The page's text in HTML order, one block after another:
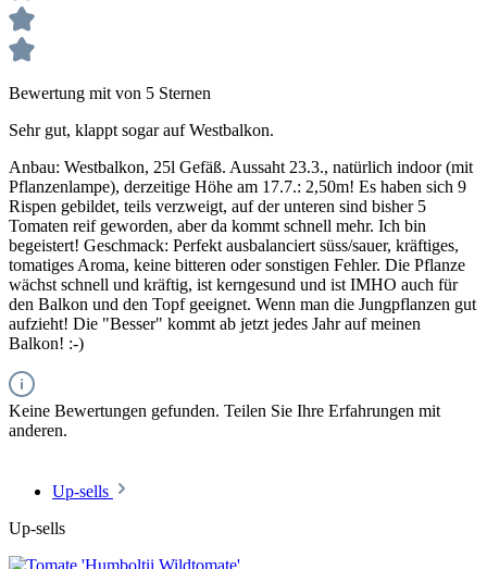
Bewertung mit von 5 Sternen
Sehr gut, klappt sogar auf Westbalkon.
Anbau: Westbalkon, 25l Gefäß. Aussaht 23.3., natürlich indoor (mit
Pflanzenlampe), derzeitige Höhe am 17.7.: 2,50m! Es haben sich 9
Rispen gebildet, teils verzweigt, auf der unteren sind bisher 5
Tomaten reif geworden, aber da kommt schnell mehr. Ich bin
begeistert! Geschmack: Perfekt ausbalanciert süss/sauer, kräftiges,
tomatiges Aroma, keine bitteren oder sonstigen Fehler. Die Pflanze
wächst schnell und kräftig, ist kerngesund und ist IMHO auch für
den Balkon und den Topf geeignet. Wenn man die Jungpflanzen gut
aufzieht! Die "Besser" kommt ab jetzt jedes Jahr auf meinen
Balkon! :-)
Keine Bewertungen gefunden. Teilen Sie Ihre Erfahrungen mit
anderen.
Up-sells
Up-sells